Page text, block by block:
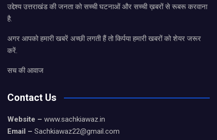
उद्देश्य उत्तराखंड की जनता को सच्ची घटनाओं और सच्ची ख़बरों से रूबरू करवाना
है.
अगर आपको हमारी खबरें अच्छी लगती हैं तो किर्पया हमारी खबरों को शेयर जरूर
करें.
सच की आवाज
Contact Us
Website – www.sachkiawaz.in
Email – Sachkiawaz22@gmail.com